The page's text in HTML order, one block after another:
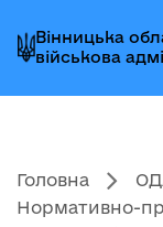
до
головного
меню
до
головного
вмісту
до
головного
колонтитула
Вінницька
військова
Головна
Нормативно-